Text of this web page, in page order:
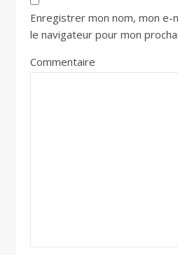
Enregistrer mon nom, mon e-
le navigateur pour mon
Commentaire